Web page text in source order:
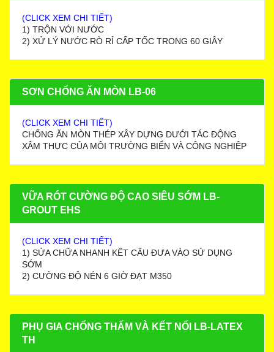
(CLICK XEM CHI TIẾT)
1) TRỘN VỚI NƯỚC
2) XỬ LÝ NƯỚC RÒ RỈ CẤP TỐC TRONG 60 GIÂY
SƠN CHỐNG ĂN MÒN LB-06
(CLICK XEM CHI TIẾT)
CHỐNG ĂN MÒN THÉP XÂY DỰNG DƯỚI TÁC ĐỘNG
XÂM THỰC CỦA MÔI TRƯỜNG BIỂN VÀ CÔNG NGHIỆP
VỮA RÓT CƯỜNG ĐỘ CAO SIÊU SỚM LB-
GROUT EHS
(CLICK XEM CHI TIẾT)
1) SỬA CHỮA NHANH KẾT CẤU ĐƯA VÀO SỬ DỤNG
SỚM
2) CƯỜNG ĐỘ NÉN 6 GIỜ ĐẠT M350
PHỤ GIA CHỐNG THẤM VÀ KẾT NỐI LB-LATEX
TH